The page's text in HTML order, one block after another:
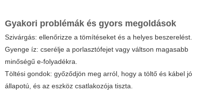
Gyakori problémák és gyors megoldások
Szivárgás: ellenőrizze a tömítéseket és a helyes beszerelést.
Gyenge íz: cserélje a porlasztófejet vagy váltson magasabb
minőségű e-folyadékra.
Töltési gondok: győződjön meg arról, hogy a töltő és kábel jó
állapotú, és az eszköz csatlakozója tiszta.